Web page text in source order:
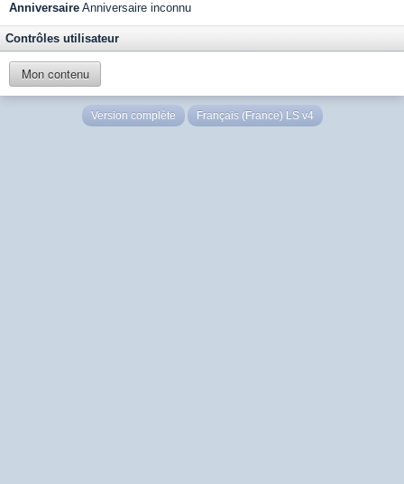
Anniversaire Anniversaire inconnu
Contrôles utilisateur
Mon contenu
Version complète Français (France) LS v4